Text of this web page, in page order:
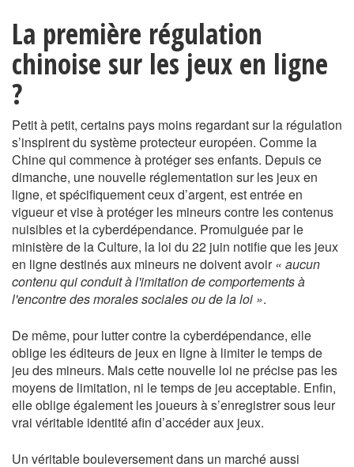
La première régulation
chinoise sur les jeux en ligne
?
Petit à petit, certains pays moins regardant sur la régulation
s’inspirent du système protecteur européen. Comme la
Chine qui commence à protéger ses enfants. Depuis ce
dimanche, une nouvelle réglementation sur les jeux en
ligne, et spécifiquement ceux d’argent, est entrée en
vigueur et vise à protéger les mineurs contre les contenus
nuisibles et la cyberdépendance. Promulguée par le
ministère de la Culture, la loi du 22 juin notifie que les jeux
en ligne destinés aux mineurs ne doivent avoir« aucun
contenu qui conduit à l'imitation de comportements à
l'encontre des morales sociales ou de la loi ».
De même, pour lutter contre la cyberdépendance, elle
oblige les éditeurs de jeux en ligne à limiter le temps de
jeu des mineurs. Mais cette nouvelle loi ne précise pas les
moyens de limitation, ni le temps de jeu acceptable. Enfin,
elle oblige également les joueurs à s’enregistrer sous leur
vrai véritable identité afin d’accéder aux jeux.
Un véritable bouleversement dans un marché aussi